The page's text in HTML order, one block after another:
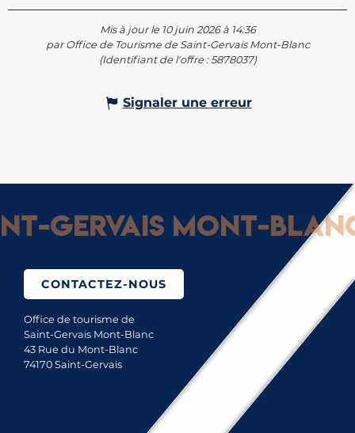
Mis à jour le 10 juin 2026 à 14:36
par Office de Tourisme de Saint-Gervais Mont-Blanc
(Identifiant de l'offre :5878037)
Signaler une erreur
Gervais Mont-Blanc :
CONTACTEZ-NOUS
Office de tourisme de
Saint-Gervais Mont-Blanc
43 Rue du Mont-Blanc
74170 Saint-Gervais